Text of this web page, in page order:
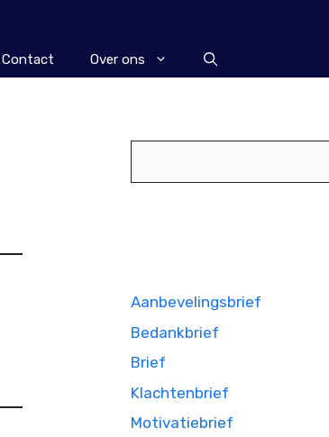
Contact Over ons
Aanbevelingsbrief
Bedankbrief
Brief
Klachtenbrief
Motivatiebrief